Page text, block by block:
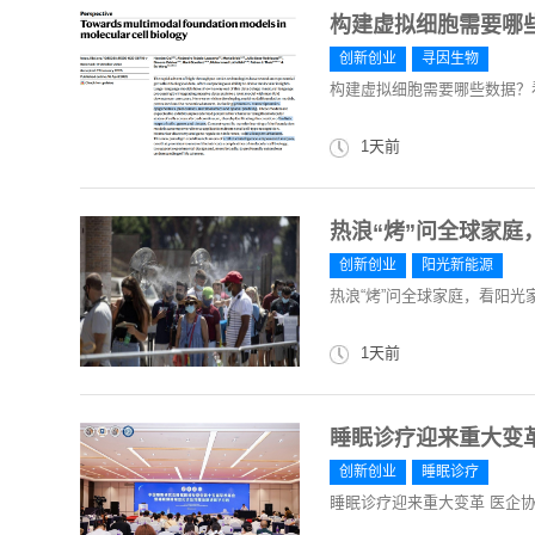
构建虚拟细胞需要哪
创新创业 寻因生物
构建虚拟细胞需要哪些数据
1天前
热浪“烤”问全球家庭
创新创业 阳光新能源
热浪“烤”问全球家庭，看阳光
1天前
睡眠诊疗迎来重大变
创新创业 睡眠诊疗
睡眠诊疗迎来重大变革 医企